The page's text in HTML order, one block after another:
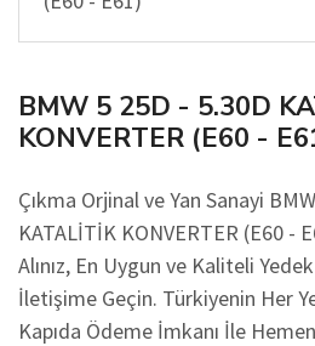
BMW 5 25D - 5.30D
KONVERTER (E60 -
Çıkma Orjinal ve Yan Sanayi
KATALİTİK KONVERTER (E60 -
Alınız, En Uygun ve Kaliteli
İletişime Geçin. Türkiyenin Her
Kapıda Ödeme İmkanı İle Hemen